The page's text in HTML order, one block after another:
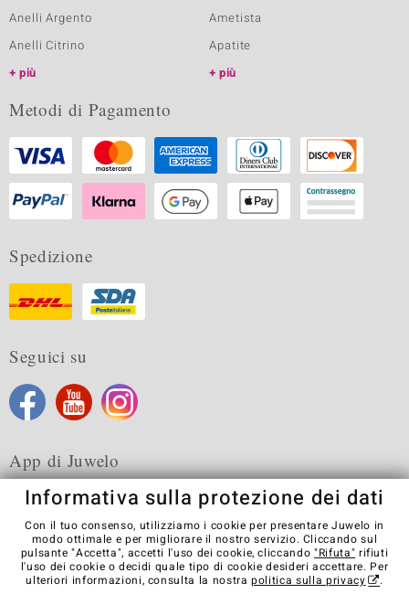
Anelli Argento
Anelli Citrino
più
Ametista
Apatite
più
Metodi di Pagamento
Spedizione
Seguici su
App di Juwelo
Condizioni generali di vendita Informativa Privacy
Cookies
Note legali
Contatti Recedere dal contratto
Informativa sulla protezione dei dati
Con il tuo consenso, utilizziamo i cookie per presentare Juwelo in
modo ottimale e per migliorare il nostro servizio. Cliccando sul
pulsante "Accetta", accetti l'uso dei cookie, cliccando "Rifuta" rifiuti
l'uso dei cookie o decidi quale tipo di cookie desideri accettare. Per
ulteriori informazioni, consulta la nostrapolitica sulla privacy .